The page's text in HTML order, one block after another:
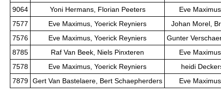
9064
Yoni Hermans, Florian Peeters
Eve
7577
Eve Maximus, Yoerick Reyniers
Johan Morel,
7576
Eve Maximus, Yoerick Reyniers
Gunter
8785
Raf Van Beek, Niels Pinxteren
Eve
7578
Eve Maximus, Yoerick Reyniers
heidi
7879 Gert Van Bastelaere, Bert Schaepherders Eve